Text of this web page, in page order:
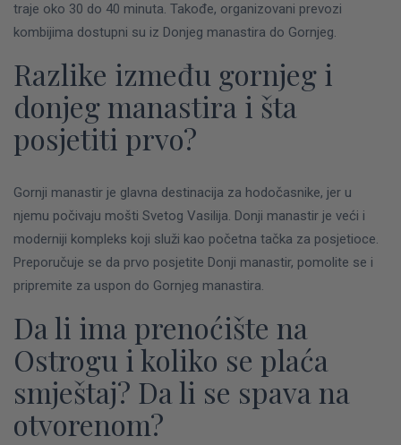
traje oko 30 do 40 minuta. Takođe, organizovani prevozi
kombijima dostupni su iz Donjeg manastira do Gornjeg.
Razlike između gornjeg i
donjeg manastira i šta
posjetiti prvo?
Gornji manastir je glavna destinacija za hodočasnike, jer u
njemu počivaju mošti Svetog Vasilija. Donji manastir je veći i
moderniji kompleks koji služi kao početna tačka za posjetioce.
Preporučuje se da prvo posjetite Donji manastir, pomolite se i
pripremite za uspon do Gornjeg manastira.
Da li ima prenoćište na
Ostrogu i koliko se plaća
smještaj? Da li se spava na
otvorenom?